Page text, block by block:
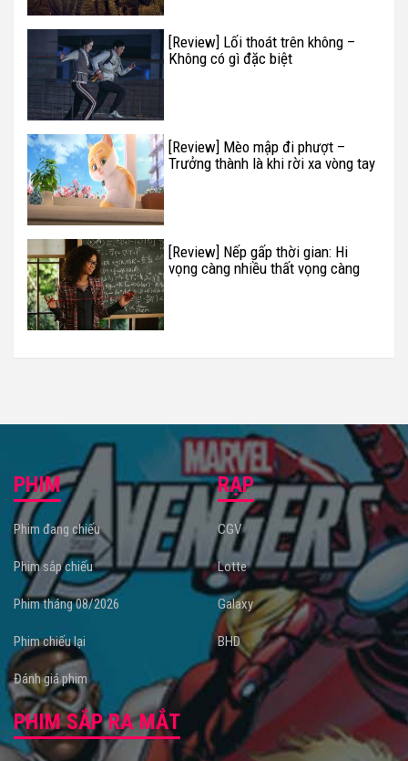
[Review] Lối thoát trên không –
Không có gì đặc biệt
[Review] Mèo mập đi phượt –
Trưởng thành là khi rời xa vòng tay
[Review] Nếp gấp thời gian: Hi
vọng càng nhiều thất vọng càng
PHIM
Phim đang chiếu
Phim sắp chiếu
Phim tháng 08/2026
Phim chiếu lại
Đánh giá phim
RẠP
CGV
Lotte
Galaxy
BHD
PHIM SẮP RA MẮT